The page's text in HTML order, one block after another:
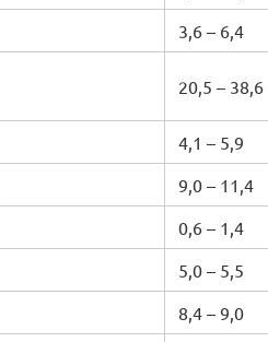
3,6 – 6,4
20,5 – 38,6
4,1 – 5,9
9,0 – 11,4
0,6 – 1,4
5,0 – 5,5
8,4 – 9,0